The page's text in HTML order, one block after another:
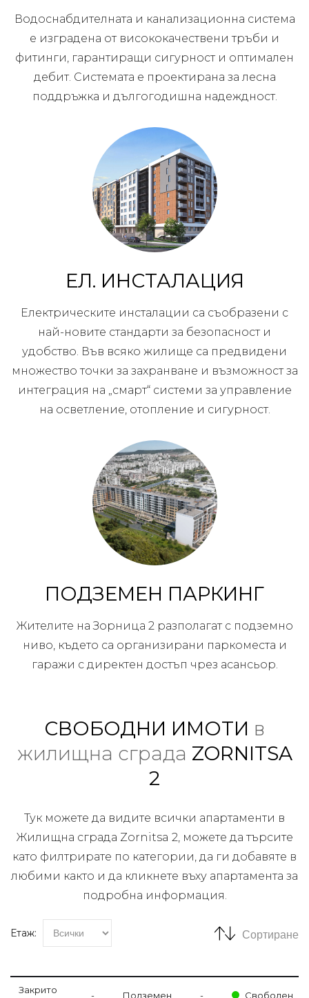
Водоснабдителната и канализационна система
е изградена от висококачествени тръби и
фитинги, гарантиращи сигурност и оптимален
дебит. Системата е проектирана за лесна
поддръжка и дългогодишна надеждност.
ЕЛ. ИНСТАЛАЦИЯ
Електрическите инсталации са съобразени с
най-новите стандарти за безопасност и
удобство. Във всяко жилище са предвидени
множество точки за захранване и възможност за
интеграция на „смарт“ системи за управление
на осветление, отопление и сигурност.
ПОДЗЕМЕН ПАРКИНГ
Жителите на Зорница 2 разполагат с подземно
ниво, където са организирани паркоместа и
гаражи с директен достъп чрез асансьор.
СВОБОДНИ ИМОТИ в
жилищна сграда ZORNITSA
2
Тук можете да видите всички апартаменти в
Жилищна сграда Zornitsa 2, можете да търсите
като филтрирате по категории, да ги добавяте в
любими както и да кликнете въху апартамента за
подробна информация.
Етаж: Сортиране
Закрито
- Подземен - Свободен